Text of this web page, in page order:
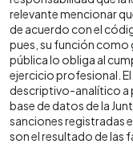
relevante mencionar
de acuerdo con el
pues, su función
pública lo obliga al
ejercicio profesional.
descriptivo-analítico a
base de datos de la
sanciones registradas
son el resultado de las